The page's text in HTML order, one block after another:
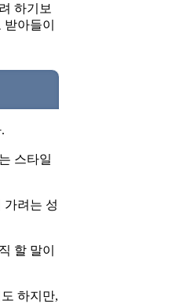
하기보
아들이
스타일
가려는 성
할 말이
하지만,